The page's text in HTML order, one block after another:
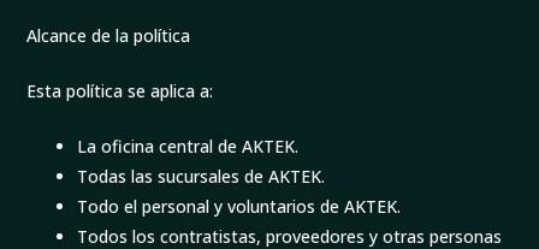
Alcance de la política
Esta política se aplica a:
La oficina central de AKTEK.
Todas las sucursales de AKTEK.
Todo el personal y voluntarios de AKTEK.
Todos los contratistas, proveedores y otras personas